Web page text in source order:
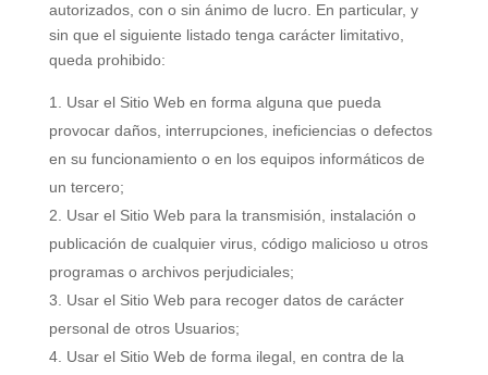
autorizados, con o sin ánimo de lucro. En particular, y
sin que el siguiente listado tenga carácter limitativo,
queda prohibido:
Usar el Sitio Web en forma alguna que pueda
provocar daños, interrupciones, ineficiencias o defectos
en su funcionamiento o en los equipos informáticos de
un tercero;
Usar el Sitio Web para la transmisión, instalación o
publicación de cualquier virus, código malicioso u otros
programas o archivos perjudiciales;
Usar el Sitio Web para recoger datos de carácter
personal de otros Usuarios;
Usar el Sitio Web de forma ilegal, en contra de la